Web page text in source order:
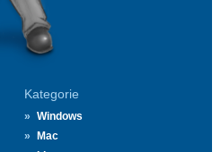
Kategorie
Windows
Mac